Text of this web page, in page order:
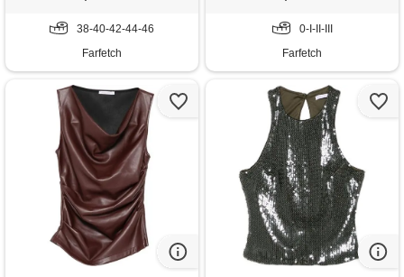
38-40-42-44-46
Farfetch
0-I-II-III
Farfetch